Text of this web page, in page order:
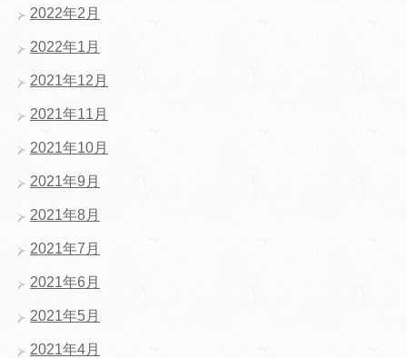
2022年2月
2022年1月
2021年12月
2021年11月
2021年10月
2021年9月
2021年8月
2021年7月
2021年6月
2021年5月
2021年4月